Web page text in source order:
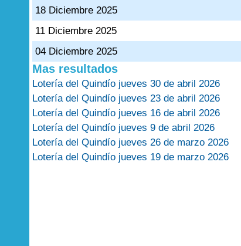
18 Diciembre 2025
11 Diciembre 2025
04 Diciembre 2025
Mas resultados
Lotería del Quindío jueves 30 de abril 2026
Lotería del Quindío jueves 23 de abril 2026
Lotería del Quindío jueves 16 de abril 2026
Lotería del Quindío jueves 9 de abril 2026
Lotería del Quindío jueves 26 de marzo 2026
Lotería del Quindío jueves 19 de marzo 2026